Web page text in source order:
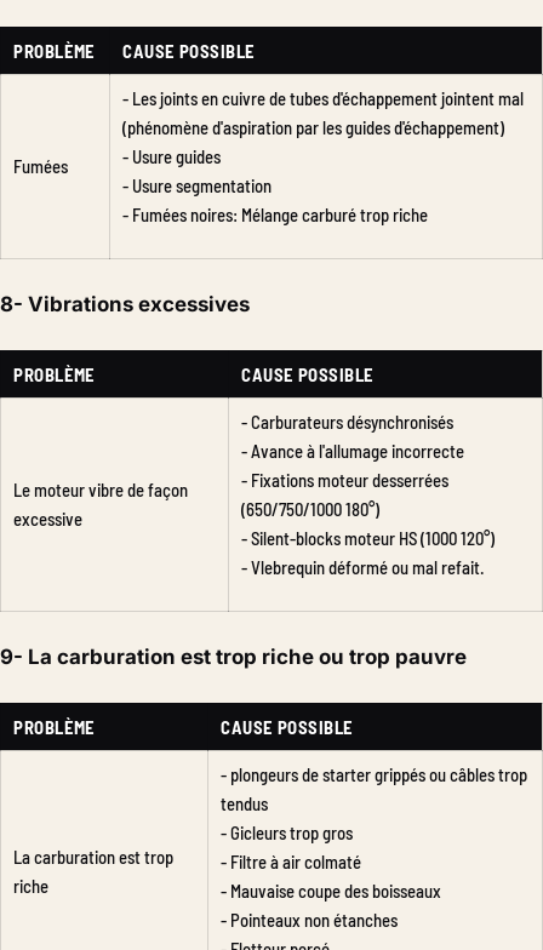
PROBLÈME CAUSE POSSIBLE
Fumées
- Les joints en cuivre de tubes d'échappement jointent mal
(phénomène d'aspiration par les guides d'échappement)
- Usure guides
- Usure segmentation
- Fumées noires: Mélange carburé trop riche
8- Vibrations excessives
PROBLÈME CAUSE POSSIBLE
Le moteur vibre de façon
excessive
- Carburateurs désynchronisés
- Avance à l'allumage incorrecte
- Fixations moteur desserrées
(650/750/1000 180°)
- Silent-blocks moteur HS (1000 120°)
- Vlebrequin déformé ou mal refait.
9- La carburation est trop riche ou trop pauvre
PROBLÈME CAUSE POSSIBLE
La carburation est trop
riche
- plongeurs de starter grippés ou câbles trop
tendus
- Gicleurs trop gros
- Filtre à air colmaté
- Mauvaise coupe des boisseaux
- Pointeaux non étanches